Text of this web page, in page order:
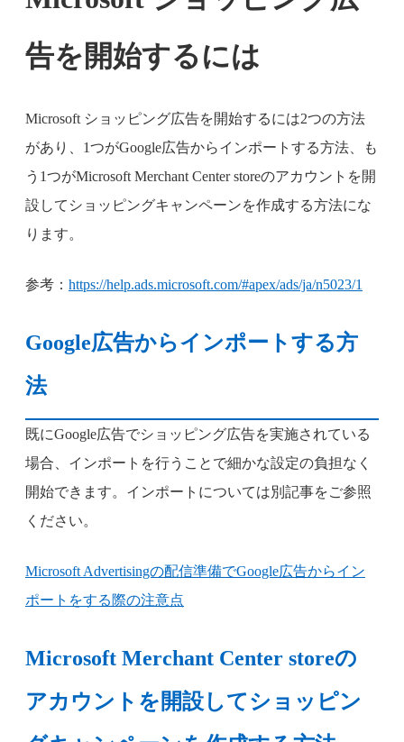
告を開始するには
Microsoft ショッピング広告を開始するには2つの方法
があり、1つがGoogle広告からインポートする方法、も
う1つがMicrosoft Merchant Center storeのアカウントを開
設してショッピングキャンペーンを作成する方法にな
ります。
参考： https://help.ads.microsoft.com/#apex/ads/ja/n5023/1
Google広告からインポートする方
法
既にGoogle広告でショッピング広告を実施されている
場合、インポートを行うことで細かな設定の負担なく
開始できます。インポートについては別記事をご参照
ください。
Microsoft Advertisingの配信準備でGoogle広告からイン
ポートをする際の注意点
Microsoft Merchant Center storeの
アカウントを開設してショッピン